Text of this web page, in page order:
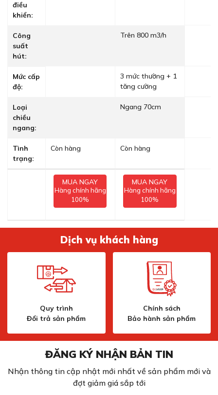
điều
khiển:
Công
suất
hút:
Trên 800 m3/h
Mức cấp
độ:
3 mức thường + 1
tăng cường
Loại
chiều
ngang:
Ngang 70cm
Tình
trạng:
Còn hàng Còn hàng
MUA NGAY
Hàng chính hãng
100%
MUA NGAY
Hàng chính hãng
100%
Dịch vụ khách hàng
Quy trình
Đổi trả sản phẩm
Chính sách
Bảo hành sản phẩm
ĐĂNG KÝ NHẬN BẢN TIN
Nhận thông tin cập nhật mới nhất về sản phẩm mới và
đợt giảm giá sắp tới